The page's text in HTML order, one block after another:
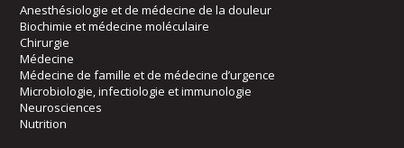
Anesthésiologie et de médecine de la douleur
Biochimie et médecine moléculaire
Chirurgie
Médecine
Médecine de famille et de médecine d’urgence
Microbiologie, infectiologie et immunologie
Neurosciences
Nutrition